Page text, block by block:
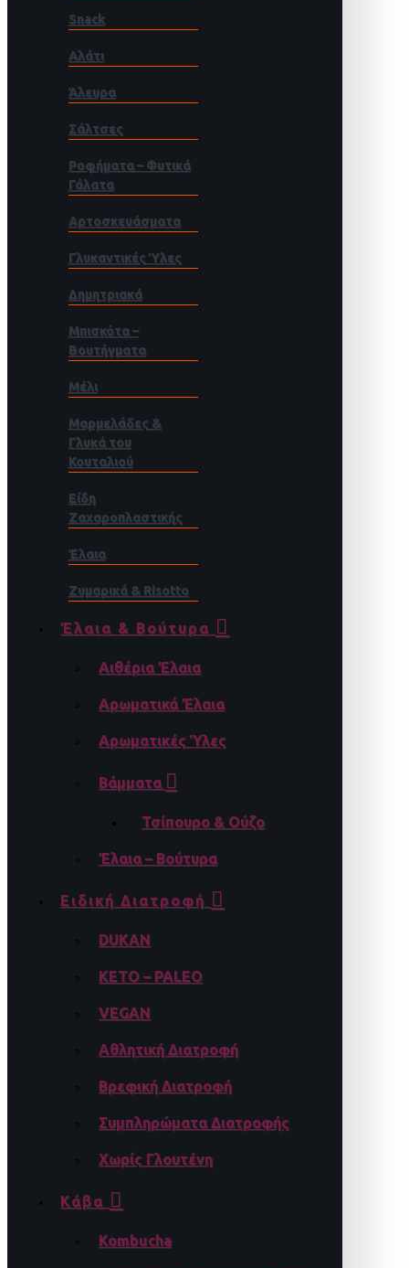
Snack
Αλάτι
Άλευρα
Σάλτσες
Ροφήματα – Φυτικά
Γάλατα
Αρτοσκευάσματα
Γλυκαντικές Ύλες
Δημητριακά
Μπισκότα –
Βουτήγματα
Μέλι
Μαρμελάδες &
Γλυκά του
Κουταλιού
Είδη
Ζαχαροπλαστικής
Έλαια
Ζυμαρικά & Risotto
Έλαια & Βούτυρα
Αιθέρια Έλαια
Αρωματικά Έλαια
Αρωματικές Ύλες
Βάμματα
Τσίπουρο & Ούζο
Έλαια – Βούτυρα
Ειδική Διατροφή
DUKAN
KETO – PALEO
VEGAN
Αθλητική Διατροφή
Βρεφική Διατροφή
Συμπληρώματα Διατροφής
Χωρίς Γλουτένη
Κάβα
Kombucha